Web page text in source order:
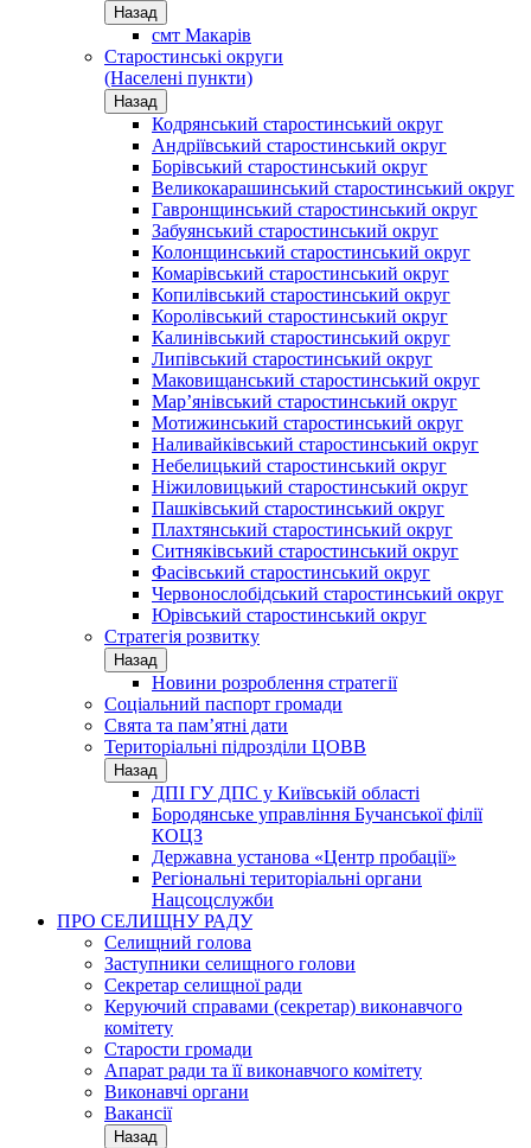
Назад
смт Макарів
Старостинські округи
(Населені пункти)
Назад
Кодрянський старостинський округ
Андріївський старостинський округ
Борівський старостинський округ
Великокарашинський старостинський округ
Гавронщинський старостинський округ
Забуянський старостинський округ
Колонщинський старостинський округ
Комарівський старостинський округ
Копилівський старостинський округ
Королівський старостинський округ
Калинівський старостинський округ
Липівський старостинський округ
Маковищанський старостинський округ
Мар’янівський старостинський округ
Мотижинський старостинський округ
Наливайківський старостинський округ
Небелицький старостинський округ
Ніжиловицький старостинський округ
Пашківський старостинський округ
Плахтянський старостинський округ
Ситняківський старостинський округ
Фасівський старостинський округ
Червонослобідський старостинський округ
Юрівський старостинський округ
Стратегія розвитку
Назад
Новини розроблення стратегії
Соціальний паспорт громади
Свята та пам’ятні дати
Територіальні підрозділи ЦОВВ
Назад
ДПІ ГУ ДПС у Київській області
Бородянське управління Бучанської філії
КОЦЗ
Державна установа «Центр пробації»
Регіональні територіальні органи
Нацсоцслужби
ПРО СЕЛИЩНУ РАДУ
Селищний голова
Заступники селищного голови
Секретар селищної ради
Керуючий справами (секретар) виконавчого
комітету
Старости громади
Апарат ради та її виконавчого комітету
Виконавчі органи
Вакансії
Назад